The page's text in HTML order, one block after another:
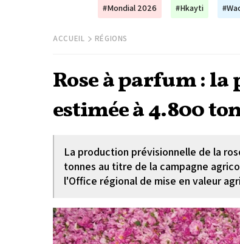
#Mondial 2026 #Hkayti
ACCUEIL RÉGIONS
Rose à parfum :
estimée à 4.800
La production prévisionnelle de la
tonnes au titre de la campagne
l'Office régional de mise en valeur